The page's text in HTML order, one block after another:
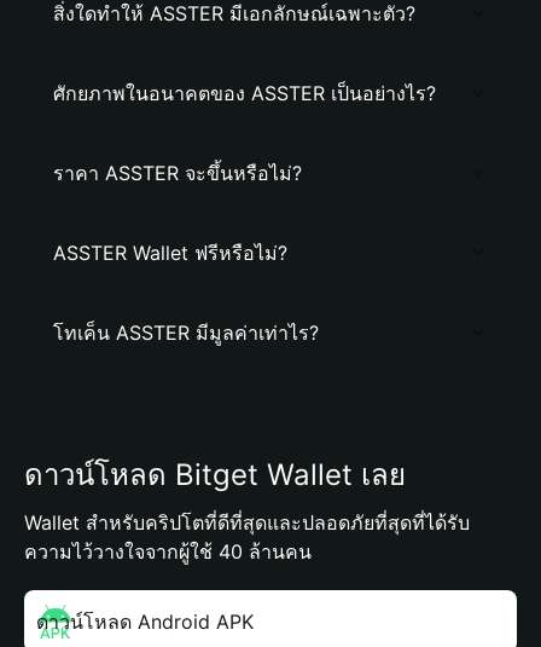
สิ่งใดทำให้ ASSTER มีเอกลักษณ์เฉพาะตัว?
ศักยภาพในอนาคตของ ASSTER เป็นอย่างไร?
ราคา ASSTER จะขึ้นหรือไม่?
ASSTER Wallet ฟรีหรือไม่?
โทเค็น ASSTER มีมูลค่าเท่าไร?
ดาวน์โหลด Bitget Wallet เลย
Wallet สำหรับคริปโตที่ดีที่สุดและปลอดภัยที่สุดที่ได้รับ
ความไว้วางใจจากผู้ใช้ 40 ล้านคน
ดาวน์โหลด Android APK